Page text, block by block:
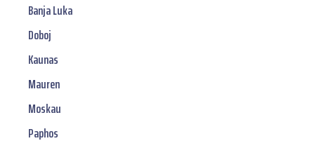
Banja Luka
Doboj
Kaunas
Mauren
Moskau
Paphos